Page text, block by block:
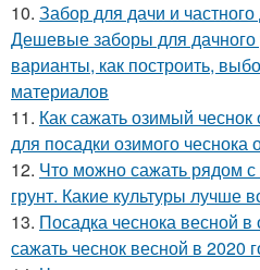
10. Забор для дачи и
Дешевые заборы для дачного
варианты, как построить,
материалов
11. Как сажать озимый
для посадки озимого чеснока
12. Что можно сажать рядом
грунт. Какие культуры лучше
13. Посадка чеснока весной в
сажать чеснок весной в 2020